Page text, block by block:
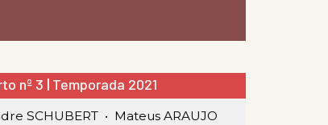
nº 3 | Temporada 2021
SCHUBERT • Mateus ARAUJO